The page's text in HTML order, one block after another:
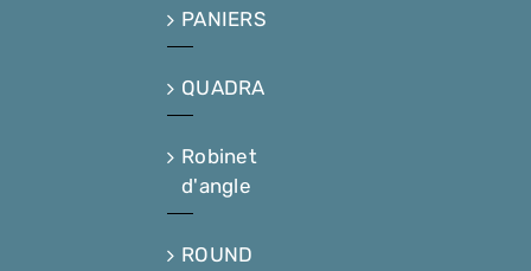
PANIERS
QUADRA
Robinet
d'angle
ROUND